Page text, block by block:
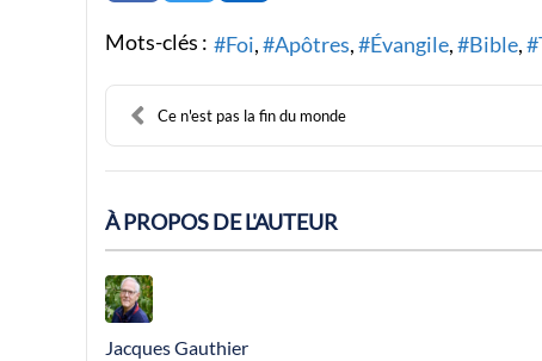
Mots-clés : Foi Apôtres Évangile Bible
Ce n'est pas la fin du monde
À PROPOS DE L'AUTEUR
Jacques Gauthier